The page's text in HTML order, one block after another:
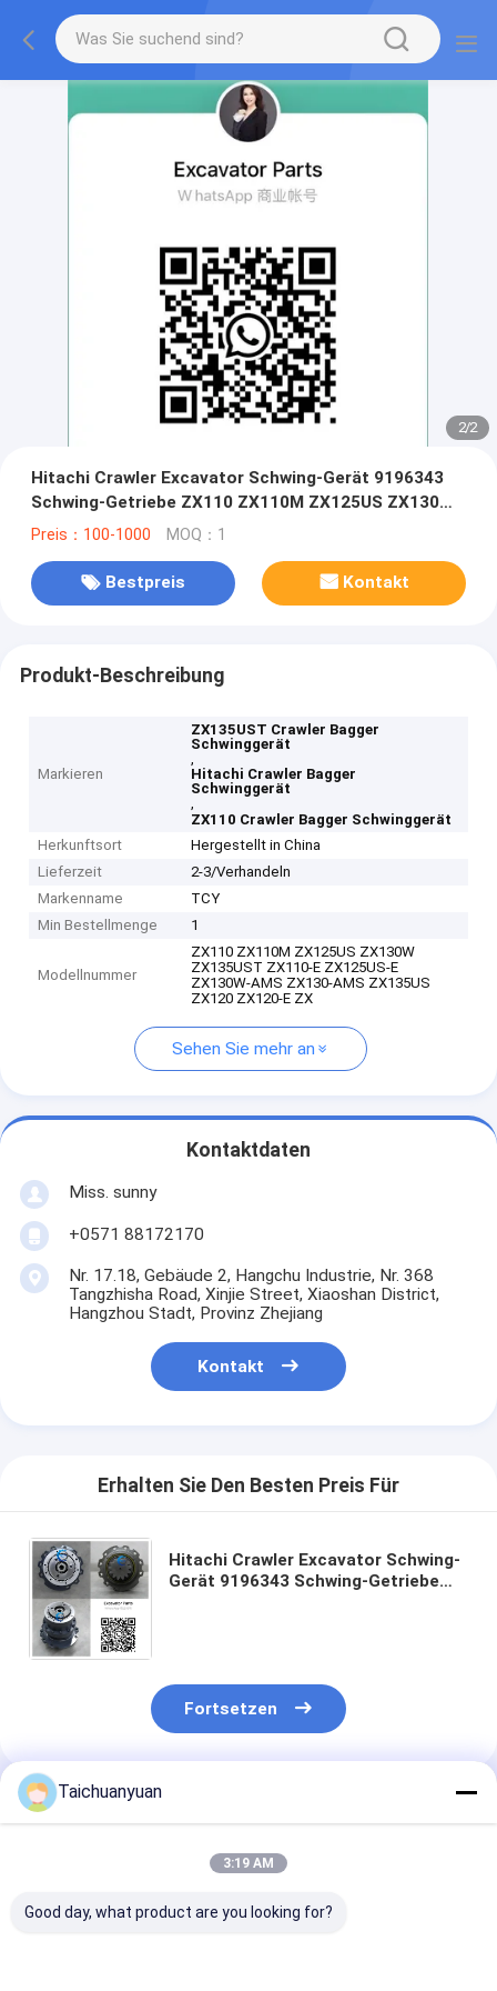
2/2
Hitachi Crawler Excavator Schwing-Gerät 9196343
Schwing-Getriebe ZX110 ZX110M ZX125US ZX130W
ZX135UST ZX110-E ZX125US-E Schwing Reduktion
Preis：100-1000 MOQ：1
Bestpreis Kontakt
Produkt-Beschreibung
Markieren
ZX135UST Crawler Bagger
Schwinggerät
,
Hitachi Crawler Bagger
Schwinggerät
,
ZX110 Crawler Bagger Schwinggerät
Herkunftsort
Hergestellt in China
Lieferzeit
2-3/Verhandeln
Markenname
TCY
Min Bestellmenge
1
Modellnummer
ZX110 ZX110M ZX125US ZX130W
ZX135UST ZX110-E ZX125US-E
ZX130W-AMS ZX130-AMS ZX135US
ZX120 ZX120-E ZX
Sehen Sie mehr an
Kontaktdaten
Miss. sunny
+0571 88172170
Nr. 17.18, Gebäude 2, Hangchu Industrie, Nr. 368
Tangzhisha Road, Xinjie Street, Xiaoshan District,
Hangzhou Stadt, Provinz Zhejiang
Kontakt
Erhalten Sie Den Besten Preis Für
Hitachi Crawler Excavator Schwing-
Gerät 9196343 Schwing-Getriebe
Fortsetzen
Empfohlene Produkte
Taichuanyuan
3:19 AM
Good day, what product are you looking for?